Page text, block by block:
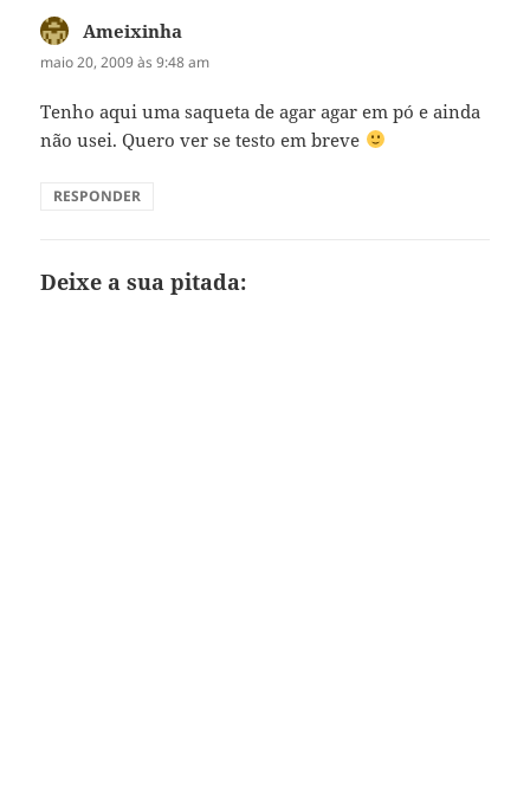
Ameixinha
maio 20, 2009 às 9:48 am
Tenho aqui uma saqueta de agar agar em pó e ainda
não usei. Quero ver se testo em breve
RESPONDER
Deixe a sua pitada: